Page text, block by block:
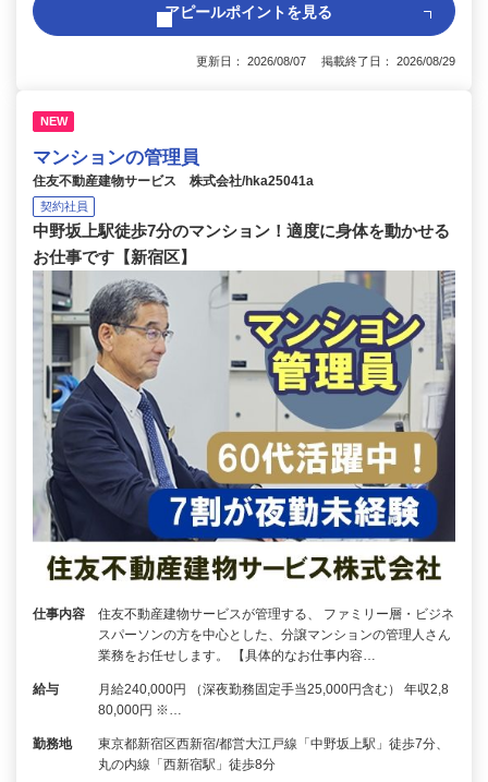
アピールポイントを見る
更新日： 2026/08/07 掲載終了日： 2026/08/29
NEW
マンションの管理員
住友不動産建物サービス 株式会社/hka25041a
契約社員
中野坂上駅徒歩7分のマンション！適度に身体を動かせる
お仕事です【新宿区】
仕事内容
住友不動産建物サービスが管理する、 ファミリー層・ビジネ
スパーソンの方を中心とした、分譲マンションの管理人さん
業務をお任せします。 【具体的なお仕事内容…
給与
月給240,000円 （深夜勤務固定手当25,000円含む） 年収2,8
80,000円 ※…
勤務地
東京都新宿区西新宿/都営大江戸線「中野坂上駅」徒歩7分、
丸の内線「西新宿駅」徒歩8分